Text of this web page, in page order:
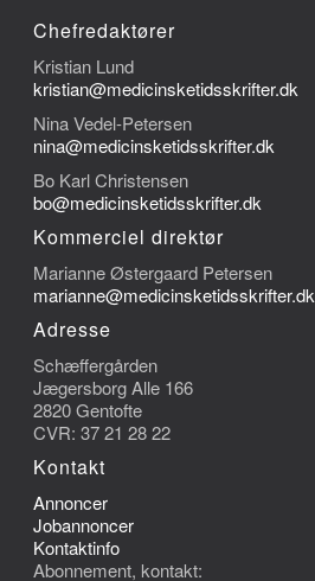
Chefredaktører
Kristian Lund
kristian@medicinsketidsskrifter.dk
Nina Vedel-Petersen
nina@medicinsketidsskrifter.dk
Bo Karl Christensen
bo@medicinsketidsskrifter.dk
Kommerciel direktør
Marianne Østergaard Petersen
marianne@medicinsketidsskrifter.dk
Adresse
Schæffergården
Jægersborg Alle 166
2820 Gentofte
CVR: 37 21 28 22
Kontakt
Annoncer
Jobannoncer
Kontaktinfo
Abonnement, kontakt: